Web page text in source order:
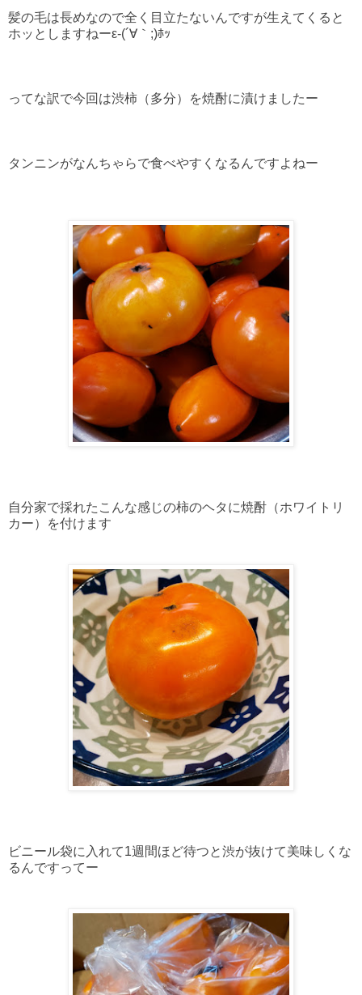
髪の毛は長めなので全く目立たないんですが生えてくると
ホッとしますねーε-(´∀｀;)ﾎｯ
ってな訳で今回は渋柿（多分）を焼酎に漬けましたー
タンニンがなんちゃらで食べやすくなるんですよねー
自分家で採れたこんな感じの柿のヘタに焼酎（ホワイトリ
カー）を付けます
ビニール袋に入れて1週間ほど待つと渋が抜けて美味しくな
るんですってー